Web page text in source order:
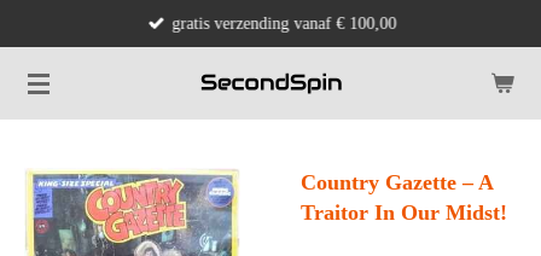
naar
de
gratis verzending vanaf € 100,00
Country Gazette ‎– A
Traitor In Our Midst!